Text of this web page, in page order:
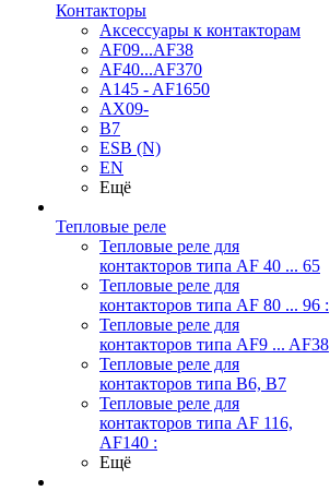
Контакторы
Аксессуары к контакторам
AF09...AF38
AF40...AF370
A145 - AF1650
AX09-
B7
ESB (N)
EN
Ещё
Тепловые реле
Тепловые реле для
контакторов типа AF 40 ... 65
Тепловые реле для
контакторов типа AF 80 ... 96 :
Тепловые реле для
контакторов типа AF9 ... AF38
Тепловые реле для
контакторов типа В6, В7
Тепловые реле для
контакторов типа AF 116,
AF140 :
Ещё